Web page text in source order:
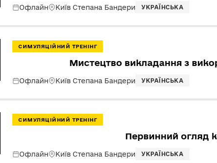
Офлайн Київ Степана Бандери УКРАЇНСЬКА
СИМУЛЯЦІЙНИЙ ТРЕНІНГ
Мистецтво викладання з
Офлайн Київ Степана Бандери УКРАЇНСЬКА
СИМУЛЯЦІЙНИЙ ТРЕНІНГ
Первинний огляд
Офлайн Київ Степана Бандери УКРАЇНСЬКА